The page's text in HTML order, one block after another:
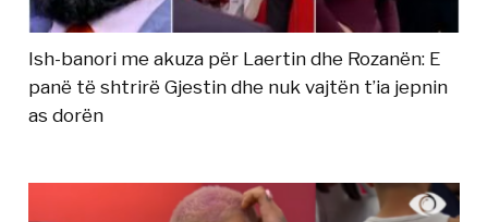
Ish-banori me akuza për Laertin dhe Rozanën: E
panë të shtrirë Gjestin dhe nuk vajtën t’ia jepnin
as dorën